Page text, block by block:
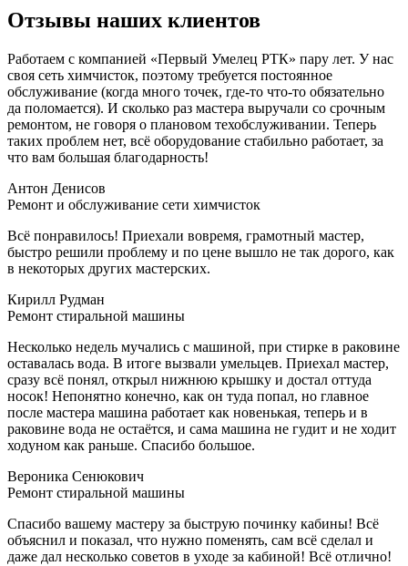
Отзывы наших клиентов
Работаем с компанией «Первый Умелец РТК» пару лет. У нас
своя сеть химчисток, поэтому требуется постоянное
обслуживание (когда много точек, где-то что-то обязательно
да поломается). И сколько раз мастера выручали со срочным
ремонтом, не говоря о плановом техобслуживании. Теперь
таких проблем нет, всё оборудование стабильно работает, за
что вам большая благодарность!
Антон Денисов
Ремонт и обслуживание сети химчисток
Всё понравилось! Приехали вовремя, грамотный мастер,
быстро решили проблему и по цене вышло не так дорого, как
в некоторых других мастерских.
Кирилл Рудман
Ремонт стиральной машины
Несколько недель мучались с машиной, при стирке в раковине
оставалась вода. В итоге вызвали умельцев. Приехал мастер,
сразу всё понял, открыл нижнюю крышку и достал оттуда
носок! Непонятно конечно, как он туда попал, но главное
после мастера машина работает как новенькая, теперь и в
раковине вода не остаётся, и сама машина не гудит и не ходит
ходуном как раньше. Спасибо большое.
Вероника Сенюкович
Ремонт стиральной машины
Спасибо вашему мастеру за быструю починку кабины! Всё
объяснил и показал, что нужно поменять, сам всё сделал и
даже дал несколько советов в уходе за кабиной! Всё отлично!